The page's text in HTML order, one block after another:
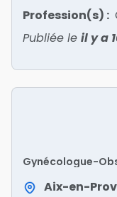
Profession(s) :
Publiée le il y a
Gynécologue-